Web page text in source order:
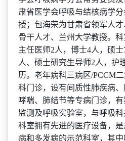
肃省医学会呼吸与结核病学
授；包海荣为甘肃省领军人
骨干人才、兰州大学教授。
主任医师2人，博士4人，硕
人、硕士研究生导师2人，护
历。老年病科三病区/PCCM
科门诊，设有间质性肺疾病、
哮喘、肺结节等专病门诊，
监测及呼吸实验室，与呼吸科
科室拥有先进的医疗设备，
病和多发病的示范科室，其